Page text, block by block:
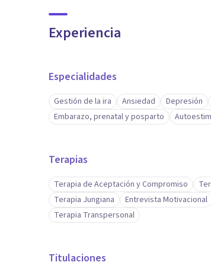
Experiencia
Especialidades
Gestión de la ira Ansiedad Depresión
Embarazo, prenatal y posparto
Terapias
Terapia de Aceptación y Compromiso
Terapia Jungiana
Entrevista Motivacional
Terapia Transpersonal
Titulaciones